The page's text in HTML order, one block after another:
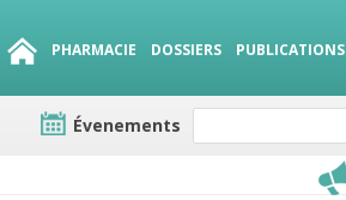
PHARMACIE DOSSIERS PUBLICATIONS
Évenements